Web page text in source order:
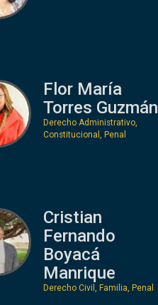
Flor María
Torres Guzmán
Derecho Administrativo,
Constitucional, Penal
Cristian
Fernando
Boyacá
Manrique
Derecho Civil, Familia, Penal